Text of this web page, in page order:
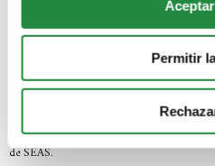
Permitir
De conformidad con lo establecido
Protección de Datos, te informamos
Quien es el responsable del
Abiertos S.A.U con NIF A-50973098,
50015 Zaragoza y teléfono 976.700.660.
Cuál es el fin del tratamiento:
de SEAS.